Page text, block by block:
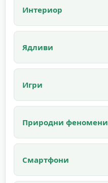
Интериор
Ядливи
Игри
Природни феномени
Смартфони